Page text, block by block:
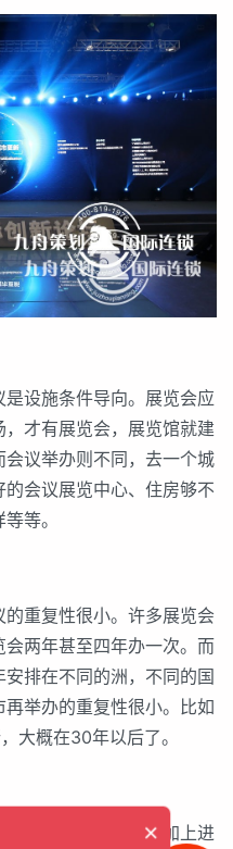
设施条件导向。展览会应
才有展览会，展览馆就建
议举办则不同，去一个城
会议展览中心、住房够不
等。
重复性很小。许多展览会
两年甚至四年办一次。而
排在不同的洲，不同的国
举办的重复性很小。比如
大概在30年以后了。
用时间也较长，再加上进
×